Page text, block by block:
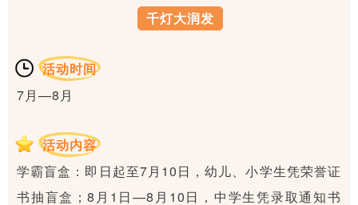
千灯大润发
活动时间
7月—8月
活动内容
学霸盲盒：即日起至7月10日，幼儿、小学生凭荣誉证
书抽盲盒；8月1日—8月10日，中学生凭录取通知书